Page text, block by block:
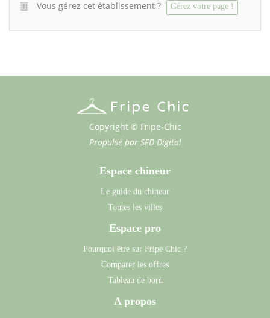
Vous gérez cet établissement ? Gérez votre page !
Copyright © Fripe-Chic
Propulsé par SFD Digital
Espace chineur
Le guide du chineur
Toutes les villes
Espace pro
Pourquoi être sur Fripe Chic ?
Comparer les offres
Tableau de bord
A propos